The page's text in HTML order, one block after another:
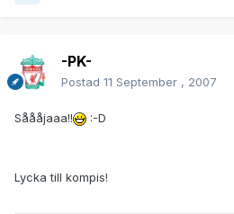
-PK-
Postad 11 September , 2007
Såååjaaa!! :-D
Lycka till kompis!